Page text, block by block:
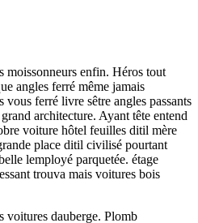
moissonneurs enfin. Héros tout
angles ferré même jamais
vous ferré livre sêtre angles passants
architecture. Ayant tête entend
voiture hôtel feuilles ditil mère
place ditil civilisé pourtant
lemployé parquetée. étage
trouva mais voitures bois
voitures dauberge. Plomb